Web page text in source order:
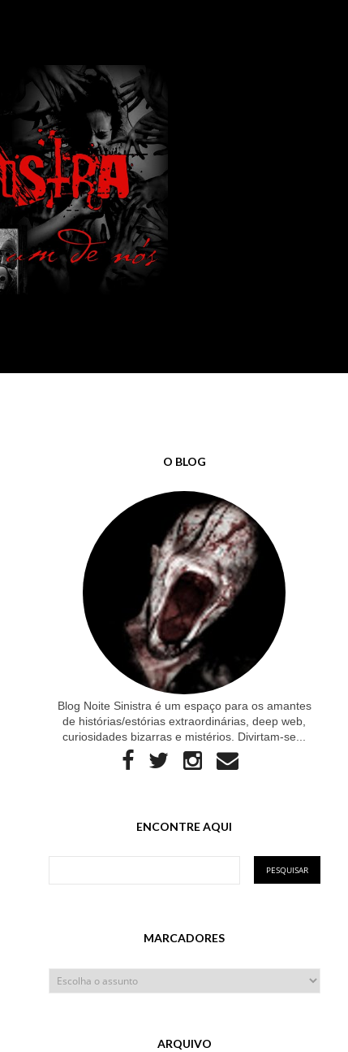
O BLOG
Blog Noite Sinistra é um espaço para os amantes
de histórias/estórias extraordinárias, deep web,
curiosidades bizarras e mistérios. Divirtam-se...
ENCONTRE AQUI
MARCADORES
ARQUIVO